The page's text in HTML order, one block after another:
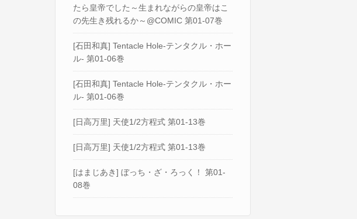
たら皇帝でした～生まれながらの皇帝はこ
の先生き残れるか～@COMIC 第01-07巻
[石田和真] Tentacle Hole-テンタクル・ホー
ル- 第01-06巻
[石田和真] Tentacle Hole-テンタクル・ホー
ル- 第01-06巻
[日高万里] 天使1/2方程式 第01-13巻
[日高万里] 天使1/2方程式 第01-13巻
[はまじあき] ぼっち・ざ・ろっく！ 第01-
08巻